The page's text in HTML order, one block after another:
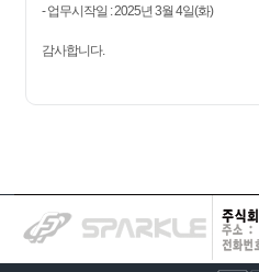
- 업무시작일 : 2025년 3월 4일(화)
감사합니다.